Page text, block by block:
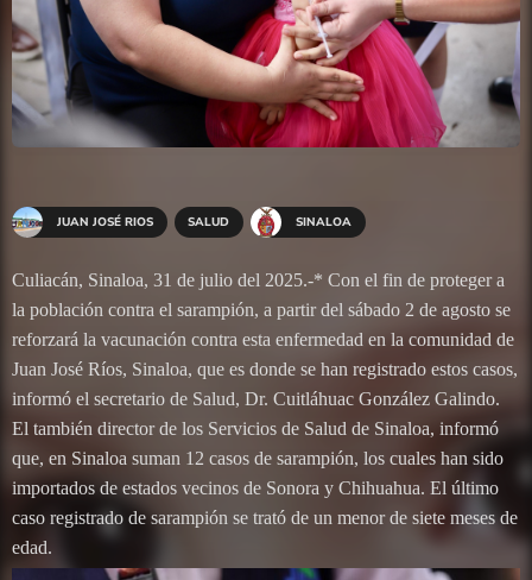
JUAN JOSÉ RIOS SALUD SINALOA
Culiacán, Sinaloa, 31 de julio del 2025.-* Con el fin de proteger a
la población contra el sarampión, a partir del sábado 2 de agosto se
reforzará la vacunación contra esta enfermedad en la comunidad de
Juan José Ríos, Sinaloa, que es donde se han registrado estos casos,
informó el secretario de Salud, Dr. Cuitláhuac González Galindo.
El también director de los Servicios de Salud de Sinaloa, informó
que, en Sinaloa suman 12 casos de sarampión, los cuales han sido
importados de estados vecinos de Sonora y Chihuahua. El último
caso registrado de sarampión se trató de un menor de siete meses de
edad.